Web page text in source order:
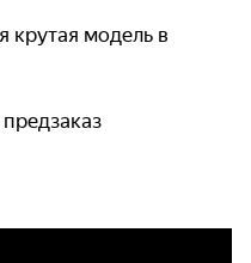
крутая модель в